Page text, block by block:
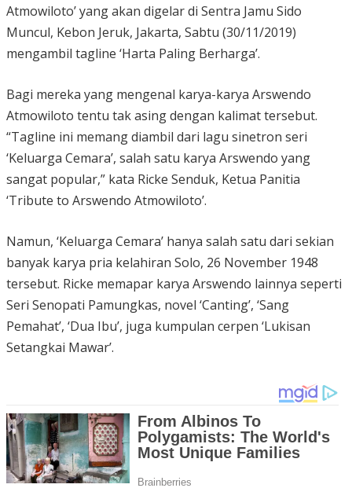
Atmowiloto’ yang akan digelar di Sentra Jamu Sido
Muncul, Kebon Jeruk, Jakarta, Sabtu (30/11/2019)
mengambil tagline ‘Harta Paling Berharga’.
Bagi mereka yang mengenal karya-karya Arswendo
Atmowiloto tentu tak asing dengan kalimat tersebut.
“Tagline ini memang diambil dari lagu sinetron seri
‘Keluarga Cemara’, salah satu karya Arswendo yang
sangat popular,” kata Ricke Senduk, Ketua Panitia
‘Tribute to Arswendo Atmowiloto’.
Namun, ‘Keluarga Cemara’ hanya salah satu dari sekian
banyak karya pria kelahiran Solo, 26 November 1948
tersebut. Ricke memapar karya Arswendo lainnya seperti
Seri Senopati Pamungkas, novel ‘Canting’, ‘Sang
Pemahat’, ‘Dua Ibu’, juga kumpulan cerpen ‘Lukisan
Setangkai Mawar’.